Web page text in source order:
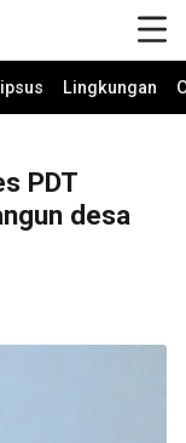
Lingkungan
PDT
desa